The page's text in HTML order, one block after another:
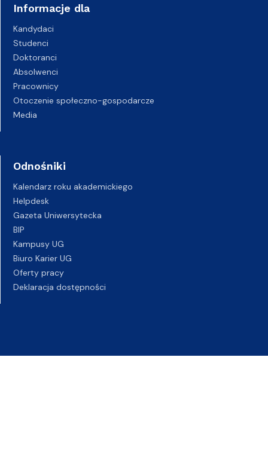
Informacje dla
Kandydaci
Studenci
Doktoranci
Absolwenci
Pracownicy
Otoczenie społeczno-gospodarcze
Media
Odnośniki
Kalendarz roku akademickiego
Helpdesk
Gazeta Uniwersytecka
BIP
Kampusy UG
Biuro Karier UG
Oferty pracy
Deklaracja dostępności